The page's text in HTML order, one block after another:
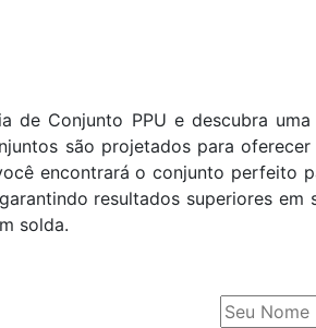
de Conjunto PPU e descubra
são projetados para
encontrará o conjunto perfeito
resultados superiores
solda.